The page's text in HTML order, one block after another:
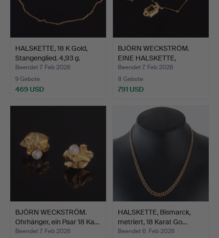
HALSKETTE, 18 K Gold,
Stangenglied. 4,93 g.
Beendet 7. Feb 2026
9 Gebote
469 USD
BJÖRN WECKSTRÖM.
EINE HALSKETTE,
Magische …
Beendet 7. Feb 2026
8 Gebote
791 USD
BJÖRN WECKSTRÖM.
Ohrhänger, ein Paar 18 Ka…
Beendet 7. Feb 2026
HALSKETTE, Bismarck,
metriert, 18 Karat Go…
Beendet 6. Feb 2026